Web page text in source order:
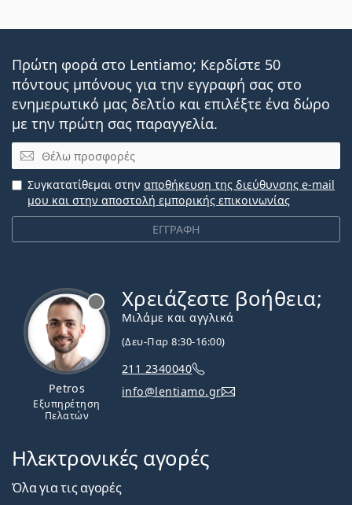
Πρώτη φορά στο Lentiamo; Κερδίστε 50
πόντους μπόνους για την εγγραφή σας στο
ενημερωτικό μας δελτίο και επιλέξτε ένα δώρο
με την πρώτη σας παραγγελία.
Email
ΕΓΓΡΑΦΗ
Συγκατατίθεμαι στην αποθήκευση της διεύθυνσης e-mail
μου και στην αποστολή εμπορικής επικοινωνίας
Petros
Εξυπηρέτηση
Πελατών
Χρειάζεστε βοήθεια;
Μιλάμε και αγγλικά
(Δευ-Παρ 8:30-16:00)
211 2340040
info@lentiamo.gr
Ηλεκτρονικές αγορές
Όλα για τις αγορές